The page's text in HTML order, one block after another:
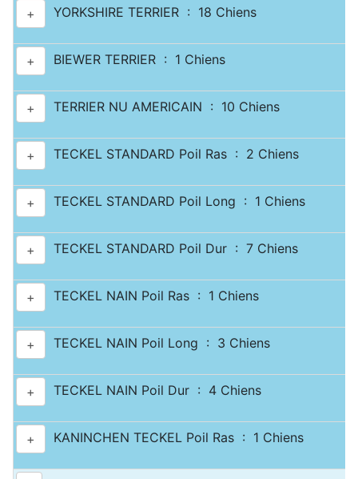
+ YORKSHIRE TERRIER : 18 Chiens
+ BIEWER TERRIER : 1 Chiens
+ TERRIER NU AMERICAIN : 10 Chiens
+ TECKEL STANDARD Poil Ras : 2 Chiens
+ TECKEL STANDARD Poil Long : 1 Chiens
+ TECKEL STANDARD Poil Dur : 7 Chiens
+ TECKEL NAIN Poil Ras : 1 Chiens
+ TECKEL NAIN Poil Long : 3 Chiens
+ TECKEL NAIN Poil Dur : 4 Chiens
+ KANINCHEN TECKEL Poil Ras : 1 Chiens